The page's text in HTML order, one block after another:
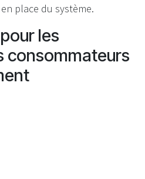
place du système.
les
consommateurs